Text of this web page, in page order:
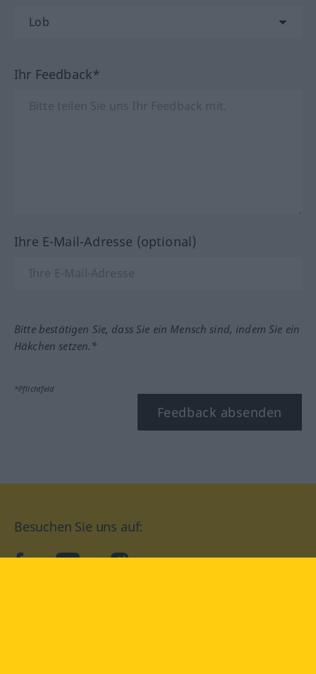
Ihr Feedback*
Ihre E-Mail-Adresse (optional)
Bitte bestätigen Sie, dass Sie ein Mensch sind, indem Sie ein
Häkchen setzen.*
*Pflichtfeld
Feedback absenden
Besuchen Sie uns auf:
facebookYouTube Instagram